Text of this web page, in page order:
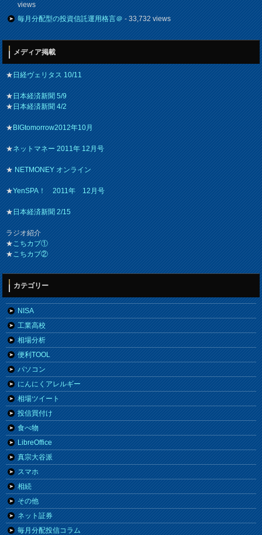
views
毎月分配型の投資信託運用格言＠- 33,732 views
メディア掲載
★日経ヴェリタス 10/11
★日本経済新聞 5/9
★日本経済新聞 4/2
★BIGtomorrow2012年10月
★ネットマネー 2011年 12月号
★NETMONEY オンライン
★YenSPA！ 2011年 12月号
★日本経済新聞 2/15
ラジオ紹介
★こちカブ①
★こちカブ②
カテゴリー
NISA
工業高校
相場分析
便利TOOL
パソコン
にんにくアレルギー
相場ツイート
投信買付け
食べ物
LibreOffice
真宗大谷派
スマホ
相続
その他
ネット証券
毎月分配投信コラム